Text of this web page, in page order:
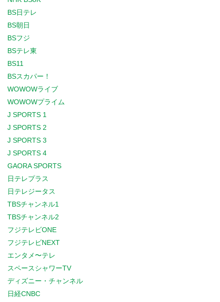
BS日テレ
BS朝日
BSフジ
BSテレ東
BS11
BSスカパー！
WOWOWライブ
WOWOWプライム
J SPORTS 1
J SPORTS 2
J SPORTS 3
J SPORTS 4
GAORA SPORTS
日テレプラス
日テレジータス
TBSチャンネル1
TBSチャンネル2
フジテレビONE
フジテレビNEXT
エンタメ〜テレ
スペースシャワーTV
ディズニー・チャンネル
日経CNBC